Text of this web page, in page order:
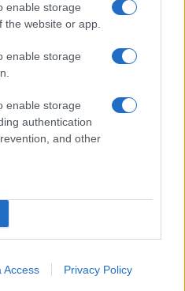
enable storage
the website or app.
enable storage
enable storage
authentication
and other
Access Privacy Policy